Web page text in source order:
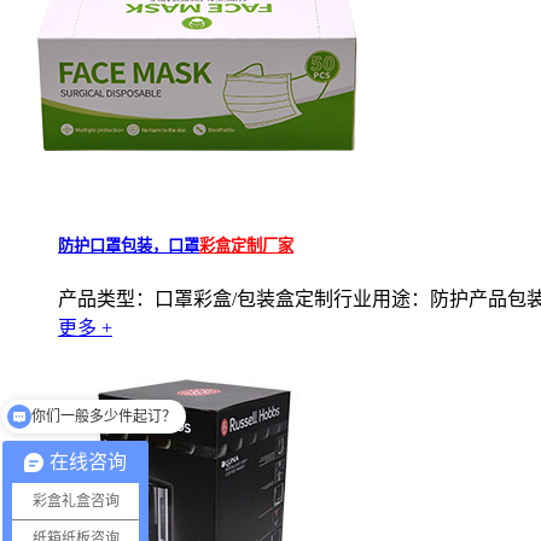
防护口罩包装，口罩彩盒定制厂家
产品类型：口罩彩盒/包装盒定制行业用途：防护产品包
更多 +
在线咨询
彩盒礼盒咨询
你们一般多少件起订？